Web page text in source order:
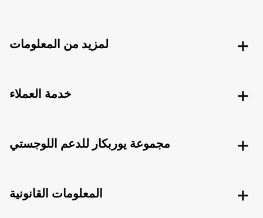
لمزيد من المعلومات
خدمة العملاء
مجموعة يوربكار للدعم اللوجستي
المعلومات القانونية